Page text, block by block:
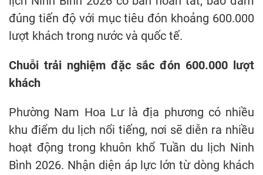
đúng tiến độ với mục tiêu đón khoảng 600.000
lượt khách trong nước và quốc tế.
Chuỗi trải nghiệm đặc sắc đón 600.000 lượt
khách
Phường Nam Hoa Lư là địa phương có nhiều
khu điểm du lịch nổi tiếng, nơi sẽ diễn ra nhiều
hoạt động trong khuôn khổ Tuần du lịch Ninh
Bình 2026. Nhận diện áp lực lớn từ dòng khách